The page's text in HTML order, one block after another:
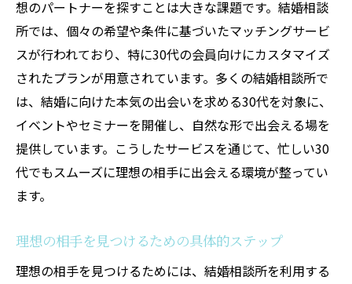
データベースを活用したマッチングの強み
忙しい日常でも安心なサポート体制
30代が抱える忙しさへの理解
信頼性の高いプロセス
結婚相談所で効率よく出会うためのポイント
プロフィールの活用方法
初対面での印象を良くするコツ
アドバイザーとの連携の重要性
効率的なコミュニケーション法
想のパートナーを探すことは大きな課題です。結婚相談
所では、個々の希望や条件に基づいたマッチングサービ
スが行われており、特に30代の会員向けにカスタマイズ
されたプランが用意されています。多くの結婚相談所で
は、結婚に向けた本気の出会いを求める30代を対象に、
イベントやセミナーを開催し、自然な形で出会える場を
提供しています。こうしたサービスを通じて、忙しい30
代でもスムーズに理想の相手に出会える環境が整ってい
ます。
理想の相手を見つけるための具体的ステップ
理想の相手を見つけるためには、結婚相談所を利用する